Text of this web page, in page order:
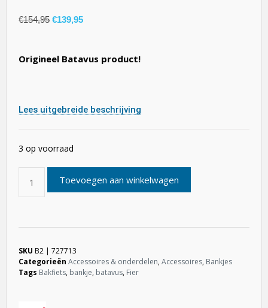
€154,95 €139,95
Origineel Batavus product!
Lees uitgebreide beschrijving
3 op voorraad
Toevoegen aan winkelwagen
SKU B2 | 727713
Categorieën Accessoires & onderdelen,Accessoires, Bankjes
Tags Bakfiets, bankje, batavus, Fier